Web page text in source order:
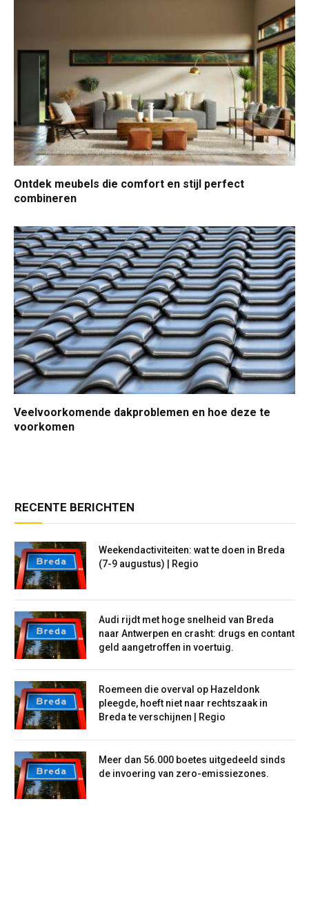
Ontdek meubels die comfort en stijl perfect
combineren
Veelvoorkomende dakproblemen en hoe deze te
voorkomen
RECENTE BERICHTEN
Weekendactiviteiten: wat te doen in Breda
(7-9 augustus) | Regio
Audi rijdt met hoge snelheid van Breda
naar Antwerpen en crasht: drugs en contant
geld aangetroffen in voertuig.
Roemeen die overval op Hazeldonk
pleegde, hoeft niet naar rechtszaak in
Breda te verschijnen | Regio
Meer dan 56.000 boetes uitgedeeld sinds
de invoering van zero-emissiezones.